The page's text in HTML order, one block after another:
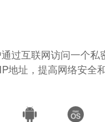
过互联网访问一个私
地址，提高网络安全